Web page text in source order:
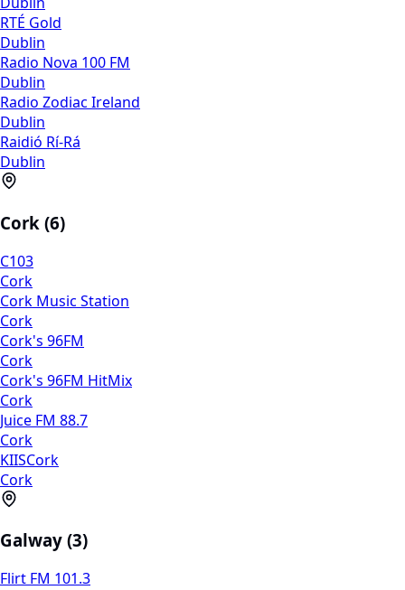
RTÉ Gold
Dublin
Radio Nova 100 FM
Dublin
Radio Zodiac Ireland
Dublin
Raidió Rí-Rá
Dublin
Cork (6)
C103
Cork
Cork Music Station
Cork
Cork's 96FM
Cork
Cork's 96FM HitMix
Cork
Juice FM 88.7
Cork
KIISCork
Cork
Galway (3)
Flirt FM 101.3